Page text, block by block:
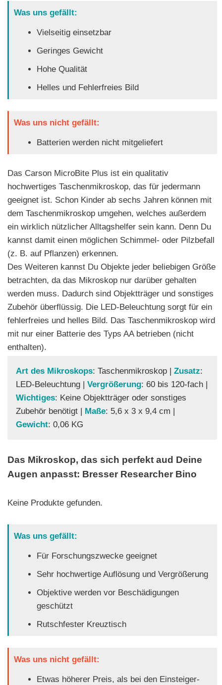
Was uns gefällt:
Vielseitig einsetzbar
Geringes Gewicht
Hohe Qualität
Helles und Fehlerfreies Bild
Was uns nicht gefällt:
Batterien werden nicht mitgeliefert
Das Carson MicroBite Plus ist ein qualitativ
hochwertiges Taschenmikroskop, das für jedermann
geeignet ist. Schon Kinder ab sechs Jahren können mit
dem Taschenmikroskop umgehen, welches außerdem
ein wirklich nützlicher Alltagshelfer sein kann. Denn Du
kannst damit einen möglichen Schimmel- oder Pilzbefall
(z. B. auf Pflanzen) erkennen.
Des Weiteren kannst Du Objekte jeder beliebigen Größe
betrachten, da das Mikroskop nur darüber gehalten
werden muss. Dadurch sind Objektträger und sonstiges
Zubehör überflüssig. Die LED-Beleuchtung sorgt für ein
fehlerfreies und helles Bild. Das Taschenmikroskop wird
mit nur einer Batterie des Typs AA betrieben (nicht
enthalten).
Art des Mikroskops: Taschenmikroskop | Zusatz:
LED-Beleuchtung | Vergrößerung: 60 bis 120-fach |
Wichtiges: Keine Objektträger oder sonstiges
Zubehör benötigt | Maße: 5,6 x 3 x 9,4 cm |
Gewicht: 0,06 KG
Das Mikroskop, das sich perfekt aud Deine
Augen anpasst: Bresser Researcher Bino
Keine Produkte gefunden.
Was uns gefällt:
Für Forschungszwecke geeignet
Sehr hochwertige Auflösung und Vergrößerung
Objektive werden vor Beschädigungen
geschützt
Rutschfester Kreuztisch
Was uns nicht gefällt:
Etwas höherer Preis, als bei den Einsteiger-